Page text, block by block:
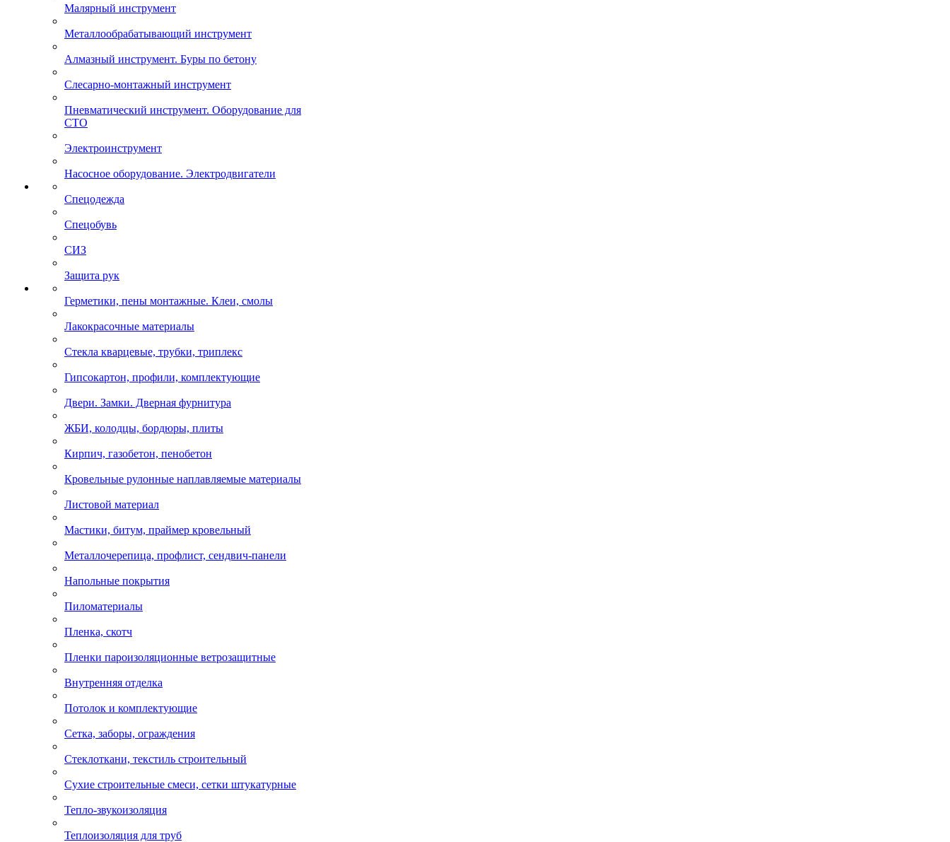
Малярный инструмент
Металлообрабатывающий инструмент
Алмазный инструмент. Буры по бетону
Слесарно-монтажный инструмент
Пневматический инструмент. Оборудование для
СТО
Электроинструмент
Насосное оборудование. Электродвигатели
Спецодежда
Спецобувь
СИЗ
Защита рук
Герметики, пены монтажные. Клеи, смолы
Лакокрасочные материалы
Стекла кварцевые, трубки, триплекс
Гипсокартон, профили, комплектующие
Двери. Замки. Дверная фурнитура
ЖБИ, колодцы, бордюры, плиты
Кирпич, газобетон, пенобетон
Кровельные рулонные наплавляемые материалы
Листовой материал
Мастики, битум, праймер кровельный
Металлочерепица, профлист, сендвич-панели
Напольные покрытия
Пиломатериалы
Пленка, скотч
Пленки пароизоляционные ветрозащитные
Внутренняя отделка
Потолок и комплектующие
Сетка, заборы, ограждения
Стеклоткани, текстиль строительный
Сухие строительные смеси, сетки штукатурные
Тепло-звукоизоляция
Теплоизоляция для труб